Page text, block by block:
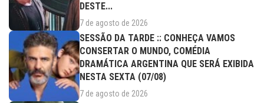
DESTE...
7 de agosto de 2026
SESSÃO DA TARDE :: CONHEÇA VAMOS
CONSERTAR O MUNDO, COMÉDIA
DRAMÁTICA ARGENTINA QUE SERÁ EXIBIDA
NESTA SEXTA (07/08)
7 de agosto de 2026